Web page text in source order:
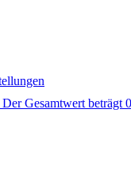
Gesamtwert beträgt